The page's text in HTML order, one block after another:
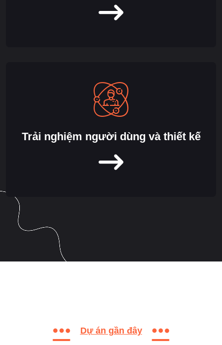
Trải nghiệm người dùng và thiết kế
Dự án gần đây